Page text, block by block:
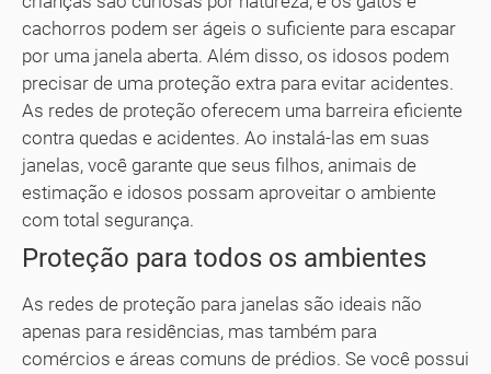
cachorros podem ser ágeis o suficiente para escapar
por uma janela aberta. Além disso, os idosos podem
precisar de uma proteção extra para evitar acidentes.
As redes de proteção oferecem uma barreira eficiente
contra quedas e acidentes. Ao instalá-las em suas
janelas, você garante que seus filhos, animais de
estimação e idosos possam aproveitar o ambiente
com total segurança.
Proteção para todos os ambientes
As redes de proteção para janelas são ideais não
apenas para residências, mas também para
comércios e áreas comuns de prédios. Se você possui